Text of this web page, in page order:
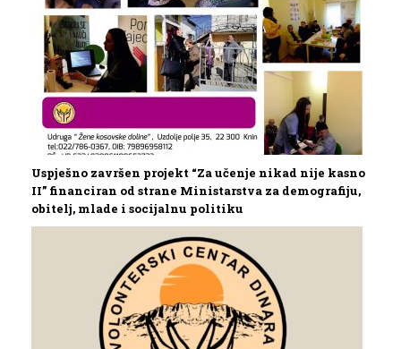
Uspješno završen projekt “Za učenje nikad nije kasno
II” financiran od strane Ministarstva za demografiju,
obitelj, mlade i socijalnu politiku